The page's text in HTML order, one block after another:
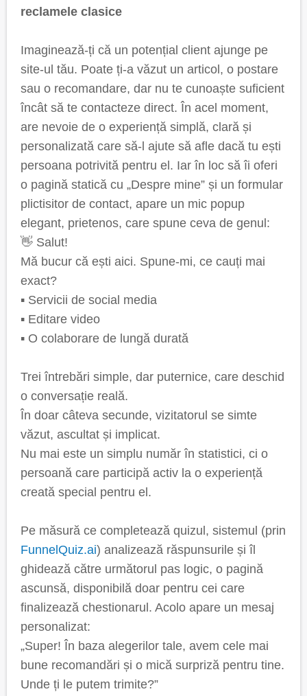
reclamele clasice
Imaginează-ți că un potențial client ajunge pe
site-ul tău. Poate ți-a văzut un articol, o postare
sau o recomandare, dar nu te cunoaște suficient
încât să te contacteze direct. În acel moment,
are nevoie de o experiență simplă, clară și
personalizată care să-l ajute să afle dacă tu ești
persoana potrivită pentru el. Iar în loc să îi oferi
o pagină statică cu „Despre mine” și un formular
plictisitor de contact, apare un mic popup
elegant, prietenos, care spune ceva de genul:
👋 Salut!
Mă bucur că ești aici. Spune-mi, ce cauți mai
exact?
▪ Servicii de social media
▪ Editare video
▪ O colaborare de lungă durată
Trei întrebări simple, dar puternice, care deschid
o conversație reală.
În doar câteva secunde, vizitatorul se simte
văzut, ascultat și implicat.
Nu mai este un simplu număr în statistici, ci o
persoană care participă activ la o experiență
creată special pentru el.
Pe măsură ce completează quizul, sistemul (prin
FunnelQuiz.ai) analizează răspunsurile și îl
ghidează către următorul pas logic, o pagină
ascunsă, disponibilă doar pentru cei care
finalizează chestionarul. Acolo apare un mesaj
personalizat:
„Super! În baza alegerilor tale, avem cele mai
bune recomandări și o mică surpriză pentru tine.
Unde ți le putem trimite?”